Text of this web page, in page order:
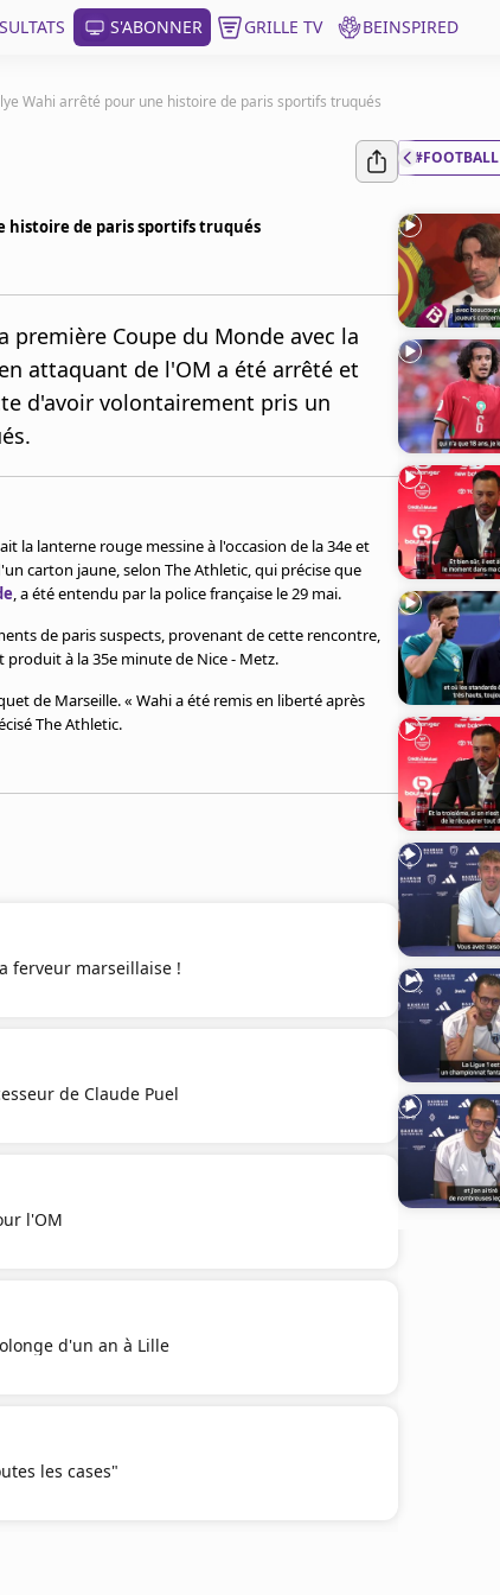
S'ABONNER GRILLE TV BEINSPIRED
Wahi arrêté pour une histoire de paris sportifs truqués
histoire de paris sportifs truqués
Coupe du Monde avec la
attaquant de l'OM a été arrêté et
d'avoir volontairement pris un
la lanterne rouge messine à l'occasion de la 34e et
carton jaune, selon The Athletic, qui précise que
, a été entendu par la police française le 29 mai.
de paris suspects, provenant de cette rencontre,
produit à la 35e minute de Nice - Metz.
de Marseille. « Wahi a été remis en liberté après
The Athletic.
ferveur marseillaise !
de Claude Puel
l'OM
d'un an à Lille
les cases"
#FOOTBALL